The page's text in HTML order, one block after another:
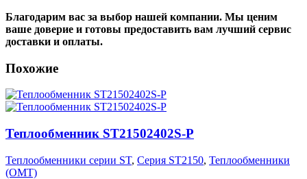
Благодарим вас за выбор нашей компании. Мы ценим
ваше доверие и готовы предоставить вам лучший сервис
доставки и оплаты.
Похожие
Теплообменник ST21502402S-P
Теплообменники серии ST, Серия ST2150, Теплообменники
(OMT)